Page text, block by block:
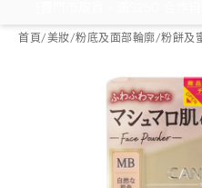
首頁/美妝/粉底及面部輪廓/粉餅及